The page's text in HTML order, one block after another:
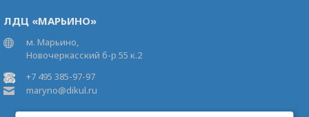
ЛДЦ «МАРЬИНО»
м. Марьино,
Новочеркасский б-р 55 к.2
+7 495 385-97-97
maryno@dikul.ru